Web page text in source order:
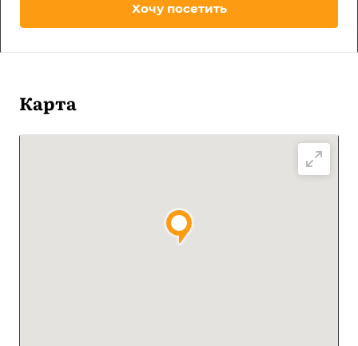
Хочу посетить
Карта